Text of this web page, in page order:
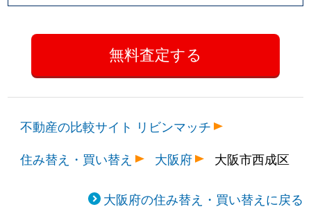
不動産の比較サイト リビンマッチ
住み替え・買い替え
大阪府 大阪市西成区
大阪府の住み替え・買い替えに戻る